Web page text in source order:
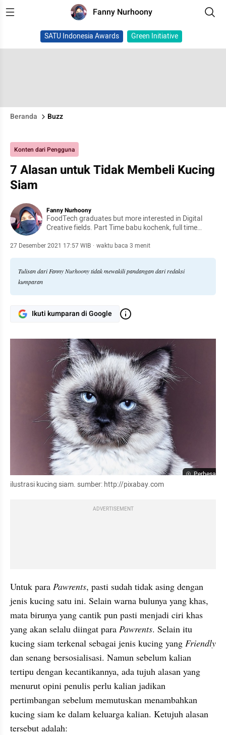
Fanny Nurhoony
SATU Indonesia Awards Green Initiative
Beranda Buzz
Konten dari Pengguna
7 Alasan untuk Tidak Membeli Kucing
Siam
Fanny Nurhoony
FoodTech graduates but more interested in Digital
Creative fields. Part Time babu kochenk, full time
27 Desember 2021 17:57 WIB · waktu baca 3 menit
Tulisan dari Fanny Nurhoony tidak mewakili pandangan dari redaksi
kumparan
Ikuti kumparan di Google
Perbesar
ilustrasi kucing siam. sumber: http://pixabay.com
ADVERTISEMENT
Untuk para Pawrents, pasti sudah tidak asing dengan
jenis kucing satu ini. Selain warna bulunya yang khas,
mata birunya yang cantik pun pasti menjadi ciri khas
yang akan selalu diingat para Pawrents. Selain itu
kucing siam terkenal sebagai jenis kucing yang Friendly
dan senang bersosialisasi. Namun sebelum kalian
tertipu dengan kecantikannya, ada tujuh alasan yang
menurut opini penulis perlu kalian jadikan
pertimbangan sebelum memutuskan menambahkan
kucing siam ke dalam keluarga kalian. Ketujuh alasan
tersebut adalah: